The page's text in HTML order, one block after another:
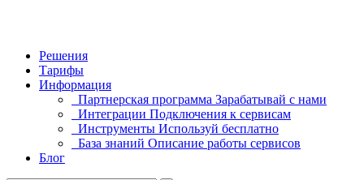
Решения
Тарифы
Информация
Партнерская программа Зарабатывай с нами
Интеграции Подключения к сервисам
Инструменты Используй бесплатно
База знаний Описание работы сервисов
Блог